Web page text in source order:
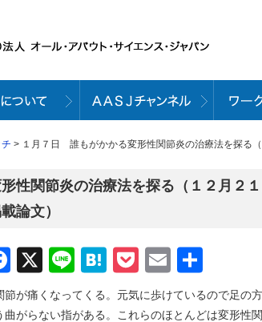
> １月７日 誰もがかかる変形性関節炎の治療法を探る
性関節炎の治療法を探る（１２月２
論文）
Facebook
X LineHatena
Pocket
Email
有
が痛くなってくる。元気に歩けているので足の方
がらない指がある。これらのほとんどは変形性